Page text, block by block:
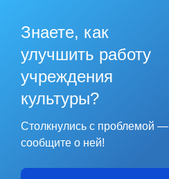
Знаете, как
улучшить работу
учреждения
культуры?
Столкнулись с проблемой —
сообщите о ней!